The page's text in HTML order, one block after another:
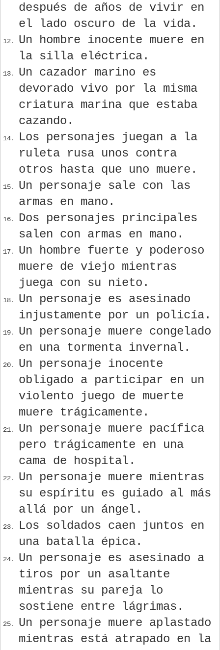
después de años de vivir en
el lado oscuro de la vida.
Un hombre inocente muere en
la silla eléctrica.
Un cazador marino es
devorado vivo por la misma
criatura marina que estaba
cazando.
Los personajes juegan a la
ruleta rusa unos contra
otros hasta que uno muere.
Un personaje sale con las
armas en mano.
Dos personajes principales
salen con armas en mano.
Un hombre fuerte y poderoso
muere de viejo mientras
juega con su nieto.
Un personaje es asesinado
injustamente por un policía.
Un personaje muere congelado
en una tormenta invernal.
Un personaje inocente
obligado a participar en un
violento juego de muerte
muere trágicamente.
Un personaje muere pacífica
pero trágicamente en una
cama de hospital.
Un personaje muere mientras
su espíritu es guiado al más
allá por un ángel.
Los soldados caen juntos en
una batalla épica.
Un personaje es asesinado a
tiros por un asaltante
mientras su pareja lo
sostiene entre lágrimas.
Un personaje muere aplastado
mientras está atrapado en la